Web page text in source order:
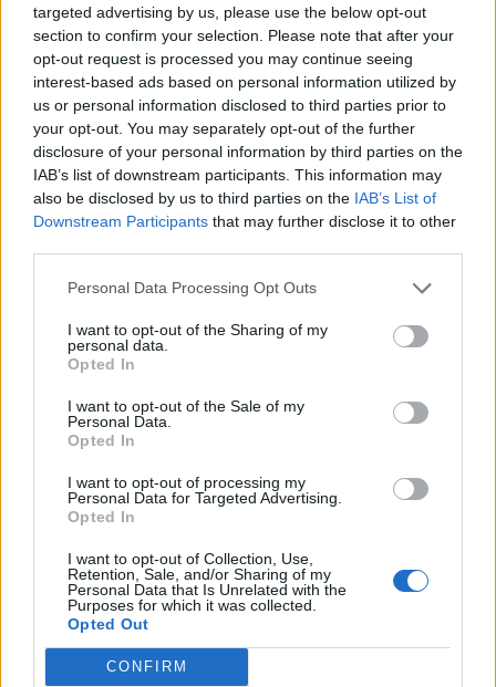
targeted advertising by us, please use the below opt-out
section to confirm your selection. Please note that after your
opt-out request is processed you may continue seeing
interest-based ads based on personal information utilized by
us or personal information disclosed to third parties prior to
your opt-out. You may separately opt-out of the further
disclosure of your personal information by third parties on the
IAB’s list of downstream participants. This information may
also be disclosed by us to third parties on the IAB’s List of
Downstream Participants that may further disclose it to other
Personal Data Processing Opt Outs
I want to opt-out of the Sharing of my
personal data.
Opted In
I want to opt-out of the Sale of my
Personal Data.
Opted In
I want to opt-out of processing my
Personal Data for Targeted Advertising.
Opted In
I want to opt-out of Collection, Use,
Retention, Sale, and/or Sharing of my
Personal Data that Is Unrelated with the
Purposes for which it was collected.
Opted Out
CONFIRM
luxusingatlanok piaca 2026 első felében, miután
az amerikai és brit vásárlók térnyerésével
párhuzamosan némileg visszaesett a kontinensen
belüli kereslet - írja kutatásában a Knight Frank
Research. A határokon átnyúló tranzakciókat és a
relatív vásárlóerőt elsősorban a
devizaárfolyamok, különösen az erős angol font
alakítják, ami tovább fűti a legnépszerűbb dél-
jövőben is folytatódik.
Property Investment Forum 2026A hazai ingatlanpiac
legnagyobb üzleti és networking találkozója! Idén a 22.
alkalommal!Információ és jelentkezés Bár továbbra is az
Egyesült Királyságon kívüli európaiak alkotják a
legnagyobb vásárlói csoportot a kontinens luxusingatlan-
piacán, arányuk a 2025 második felében mért 45
százalékról 2026 első felére 40 százalék alá esett...
KEDVES OLVASÓNK!
A keresett cikk a portfolio.hu hírarchívumához
tartozik, melynek olvasása előfizetéses
regisztrációhoz kötött.